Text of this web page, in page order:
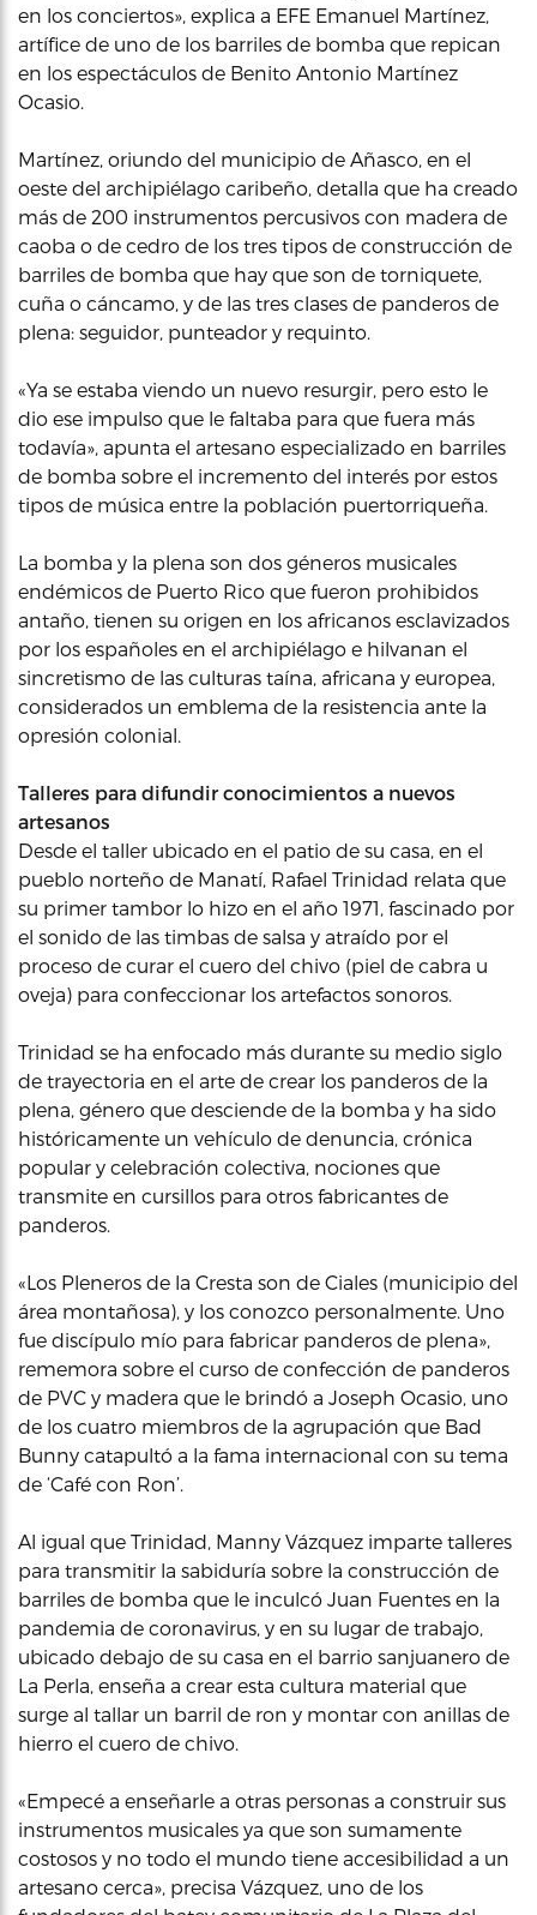
en los conciertos», explica a EFE Emanuel Martínez,
artífice de uno de los barriles de bomba que repican
en los espectáculos de Benito Antonio Martínez
Ocasio.
Martínez, oriundo del municipio de Añasco, en el
oeste del archipiélago caribeño, detalla que ha creado
más de 200 instrumentos percusivos con madera de
caoba o de cedro de los tres tipos de construcción de
barriles de bomba que hay que son de torniquete,
cuña o cáncamo, y de las tres clases de panderos de
plena: seguidor, punteador y requinto.
«Ya se estaba viendo un nuevo resurgir, pero esto le
dio ese impulso que le faltaba para que fuera más
todavía», apunta el artesano especializado en barriles
de bomba sobre el incremento del interés por estos
tipos de música entre la población puertorriqueña.
La bomba y la plena son dos géneros musicales
endémicos de Puerto Rico que fueron prohibidos
antaño, tienen su origen en los africanos esclavizados
por los españoles en el archipiélago e hilvanan el
sincretismo de las culturas taína, africana y europea,
considerados un emblema de la resistencia ante la
opresión colonial.
Talleres para difundir conocimientos a nuevos
artesanos
Desde el taller ubicado en el patio de su casa, en el
pueblo norteño de Manatí, Rafael Trinidad relata que
su primer tambor lo hizo en el año 1971, fascinado por
el sonido de las timbas de salsa y atraído por el
proceso de curar el cuero del chivo (piel de cabra u
oveja) para confeccionar los artefactos sonoros.
Trinidad se ha enfocado más durante su medio siglo
de trayectoria en el arte de crear los panderos de la
plena, género que desciende de la bomba y ha sido
históricamente un vehículo de denuncia, crónica
popular y celebración colectiva, nociones que
transmite en cursillos para otros fabricantes de
panderos.
«Los Pleneros de la Cresta son de Ciales (municipio del
área montañosa), y los conozco personalmente. Uno
fue discípulo mío para fabricar panderos de plena»,
rememora sobre el curso de confección de panderos
de PVC y madera que le brindó a Joseph Ocasio, uno
de los cuatro miembros de la agrupación que Bad
Bunny catapultó a la fama internacional con su tema
de ‘Café con Ron’.
Al igual que Trinidad, Manny Vázquez imparte talleres
para transmitir la sabiduría sobre la construcción de
barriles de bomba que le inculcó Juan Fuentes en la
pandemia de coronavirus, y en su lugar de trabajo,
ubicado debajo de su casa en el barrio sanjuanero de
La Perla, enseña a crear esta cultura material que
surge al tallar un barril de ron y montar con anillas de
hierro el cuero de chivo.
«Empecé a enseñarle a otras personas a construir sus
instrumentos musicales ya que son sumamente
costosos y no todo el mundo tiene accesibilidad a un
artesano cerca», precisa Vázquez, uno de los